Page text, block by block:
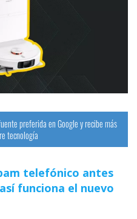
preferida en Google y recibe más
tecnología
telefónico antes
funciona el nuevo